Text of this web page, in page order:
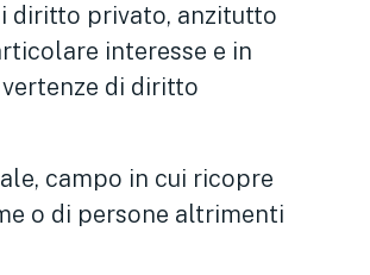
diritto privato, anzitutto
interesse e in
di diritto
campo in cui ricopre
o di persone altrimenti